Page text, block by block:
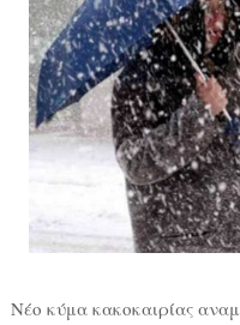
Νέο κύμα κακοκαιρίας